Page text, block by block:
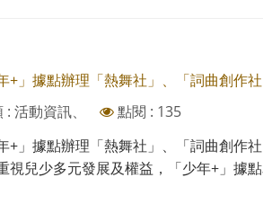
+」據點辦理「熱舞社」、「詞曲創作
活動資訊、
點閱 : 135
+」據點辦理「熱舞社」、「詞曲創作
視兒少多元發展及權益，「少年+」據